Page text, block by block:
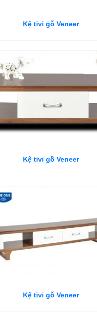
Kệ tivi gỗ Veneer
Kệ tivi gỗ Veneer
Kệ tivi gỗ Veneer